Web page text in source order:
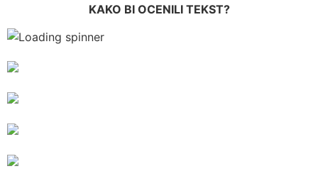
KAKO BI OCENILI TEKST?